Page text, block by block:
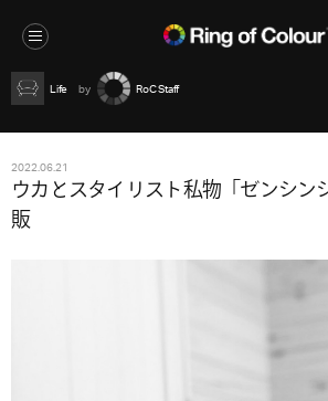
Life RoC Staff
2022.06.21
ウカとスタイリスト私物「ゼンシ
販